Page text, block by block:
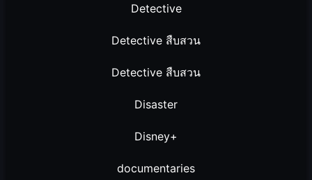
Detective
Detective สืบสวน
Detective สืบสวน
Disaster
Disney+
documentaries